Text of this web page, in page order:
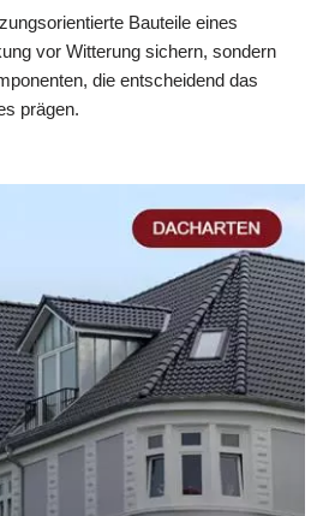
Bauteile eines
vor Witterung sichern, sondern
die entscheidend das
prägen.